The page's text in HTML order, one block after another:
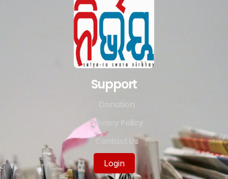
Support
Privacy Policy
Contact Us
Login